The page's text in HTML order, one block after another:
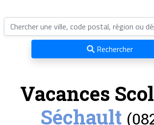
Rechercher
Vacances
Séchault